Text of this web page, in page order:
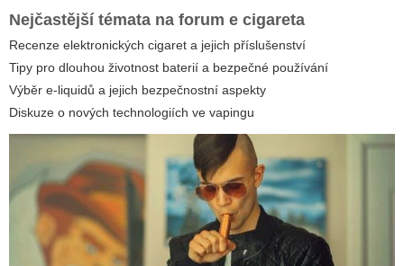
Nejčastější témata na forum e cigareta
Recenze elektronických cigaret a jejich příslušenství
Tipy pro dlouhou životnost baterií a bezpečné používání
Výběr e-liquidů a jejich bezpečnostní aspekty
Diskuze o nových technologiích ve vapingu